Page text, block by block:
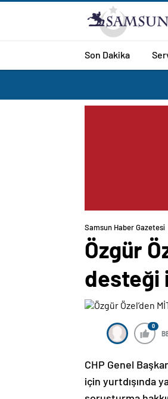
Son Dakika
Samsun Haber Gazetesi
Özgür
desteği
0
CHP Genel
için yurtdışında